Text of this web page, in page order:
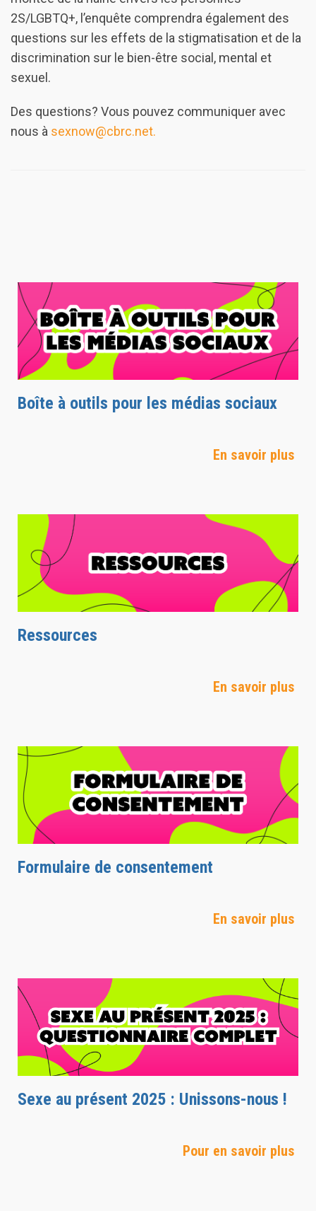
2S/LGBTQ+, l’enquête comprendra également des
questions sur les effets de la stigmatisation et de la
discrimination sur le bien-être social, mental et
sexuel.
Des questions? Vous pouvez communiquer avec
nous à sexnow@cbrc.net.
Boîte à outils pour les médias sociaux
En savoir plus
Ressources
En savoir plus
Formulaire de consentement
En savoir plus
Sexe au présent 2025 : Unissons-nous !
Pour en savoir plus